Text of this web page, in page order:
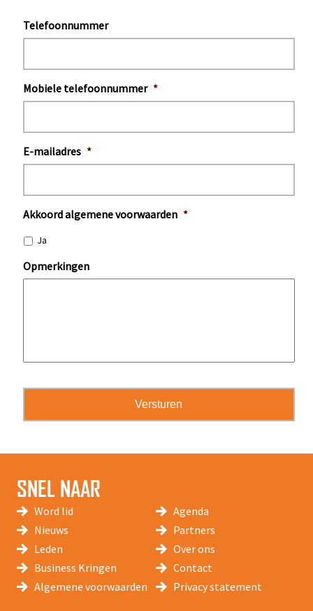
Telefoonnummer
Mobiele telefoonnummer *
E-mailadres *
Akkoord algemene voorwaarden *
Ja
Opmerkingen
SNEL NAAR
Word lid
Agenda
Nieuws
Partners
Leden
Over ons
Business Kringen
Contact
Algemene voorwaarden
Privacy statement